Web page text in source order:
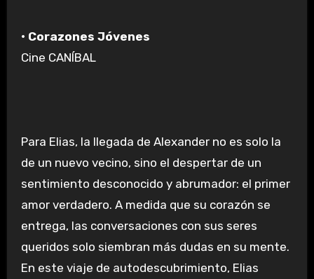
• Corazones Jóvenes
Cine CANÍBAL
Para Elias, la llegada de Alexander no es solo la
de un nuevo vecino, sino el despertar de un
sentimiento desconocido y abrumador: el primer
amor verdadero. A medida que su corazón se
entrega, las conversaciones con sus seres
queridos solo siembran más dudas en su mente.
En este viaje de autodescubrimiento, Elias